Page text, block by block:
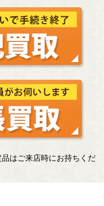
はご来店時にお持ちくだ